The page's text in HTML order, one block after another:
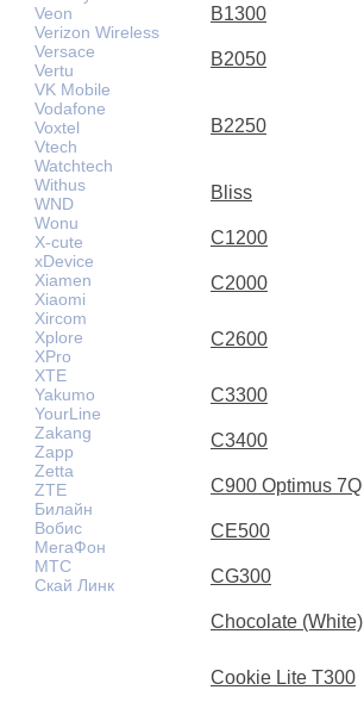
Veon
Verizon Wireless
Versace
Vertu
VK Mobile
Vodafone
Voxtel
Vtech
Watchtech
Withus
WND
Wonu
X-cute
xDevice
Xiamen
Xiaomi
Xircom
Xplore
XPro
XTE
Yakumo
YourLine
Zakang
Zapp
Zetta
ZTE
Билайн
Вобис
МегаФон
МТС
Скай Линк
B1300
B2050
B2250
Bliss
C1200
C2000
C2600
C3300
C3400
C900 Optimus 7Q
CE500
CG300
Chocolate (White)
Cookie Lite T300